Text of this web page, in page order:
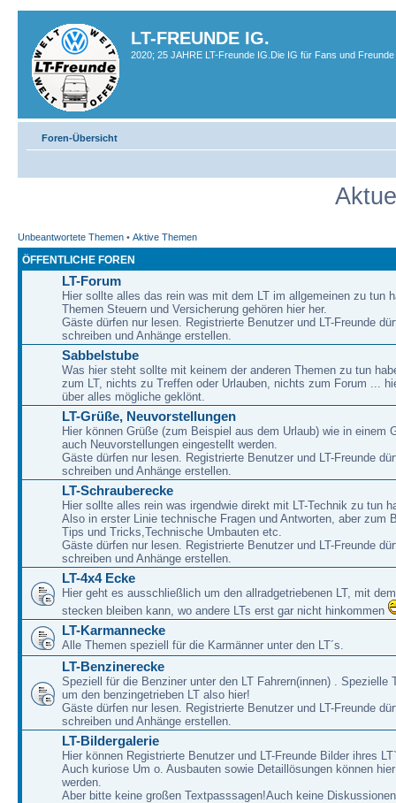
LT-FREUNDE IG.
2020; 25 JAHRE LT-Freunde IG.Die IG für Fans und
Foren-Übersicht
Unbeantwortete Themen • Aktive Themen
ÖFFENTLICHE FOREN
LT-Forum
Hier sollte alles das rein was mit dem LT im allgemeinen zu tun
Themen Steuern und Versicherung gehören hier her.
Gäste dürfen nur lesen. Registrierte Benutzer und LT-Freunde
schreiben und Anhänge erstellen.
Sabbelstube
Was hier steht sollte mit keinem der anderen Themen zu tun
zum LT, nichts zu Treffen oder Urlauben, nichts zum Forum ...
über alles mögliche geklönt.
LT-Grüße, Neuvorstellungen
Hier können Grüße (zum Beispiel aus dem Urlaub) wie in einem
auch Neuvorstellungen eingestellt werden.
Gäste dürfen nur lesen. Registrierte Benutzer und LT-Freunde
schreiben und Anhänge erstellen.
LT-Schrauberecke
Hier sollte alles rein was irgendwie direkt mit LT-Technik zu tun
Also in erster Linie technische Fragen und Antworten, aber zum
Tips und Tricks,Technische Umbauten etc.
Gäste dürfen nur lesen. Registrierte Benutzer und LT-Freunde
schreiben und Anhänge erstellen.
LT-4x4 Ecke
Hier geht es ausschließlich um den allradgetriebenen LT, mit
stecken bleiben kann, wo andere LTs erst gar nicht hinkommen
LT-Karmannecke
Alle Themen speziell für die Karmänner unter den LT´s.
LT-Benzinerecke
Speziell für die Benziner unter den LT Fahrern(innen) . Spezielle
um den benzingetrieben LT also hier!
Gäste dürfen nur lesen. Registrierte Benutzer und LT-Freunde
schreiben und Anhänge erstellen.
LT-Bildergalerie
Hier können Registrierte Benutzer und LT-Freunde Bilder ihres
Auch kuriose Um o. Ausbauten sowie Detaillösungen können
werden.
Aber bitte keine großen Textpasssagen!Auch keine